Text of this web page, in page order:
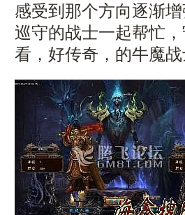
感受到那个方向逐渐
巡守的战士一起帮忙
看，好传奇，的牛魔